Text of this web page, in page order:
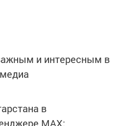
и интересным в
в
MАХ: